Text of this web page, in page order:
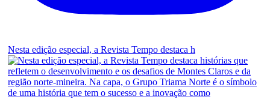
Nesta edição especial, a Revista Tempo destaca h